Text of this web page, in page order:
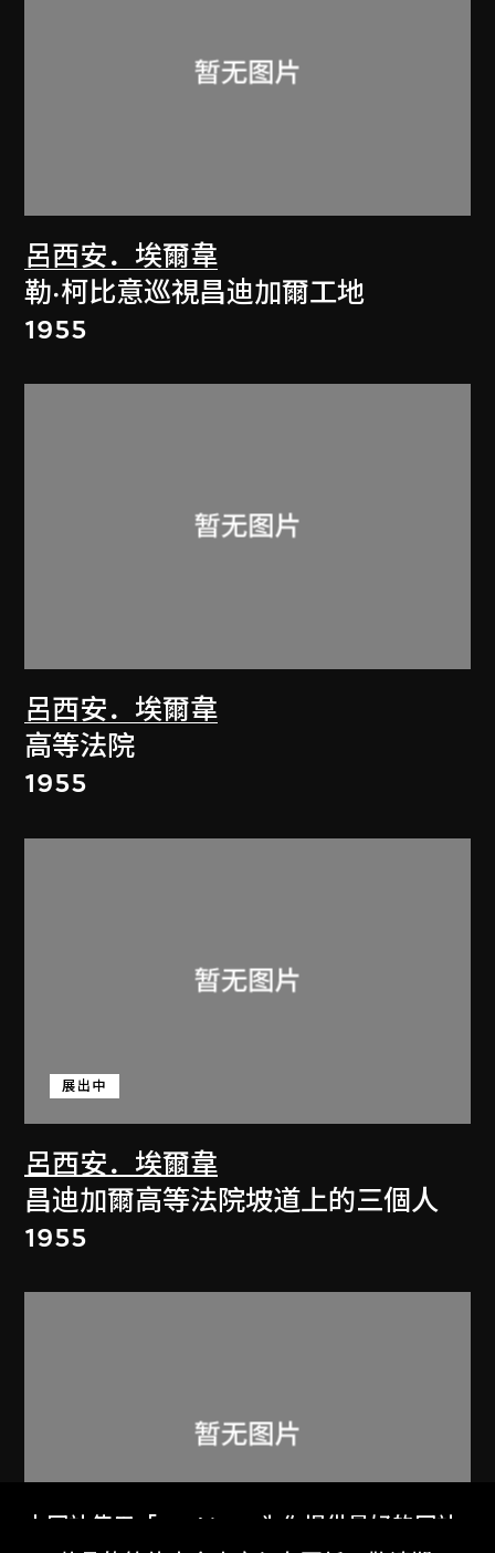
呂西安．埃爾韋
勒·柯比意巡視昌迪加爾工地
1955
呂西安．埃爾韋
高等法院
1955
呂西安．埃爾韋
展出中
昌迪加爾高等法院坡道上的三個人
1955
本网站使用「Cookies」为你提供最好的网站